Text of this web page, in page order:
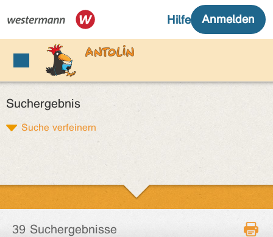
Suchergebnis
Suche verfeinern
39 Suchergebnisse